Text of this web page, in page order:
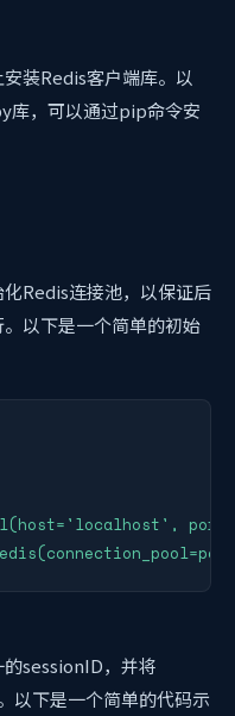
装Redis客户端库。以
库，可以通过pip命令安
Redis连接池，以保证后
以下是一个简单的初始
sessionID，并将
以下是一个简单的代码示